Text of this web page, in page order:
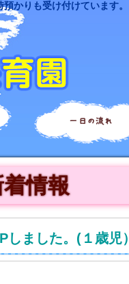
かりも受け付けています。
一日の流れ
情報
しました。(１歳児）